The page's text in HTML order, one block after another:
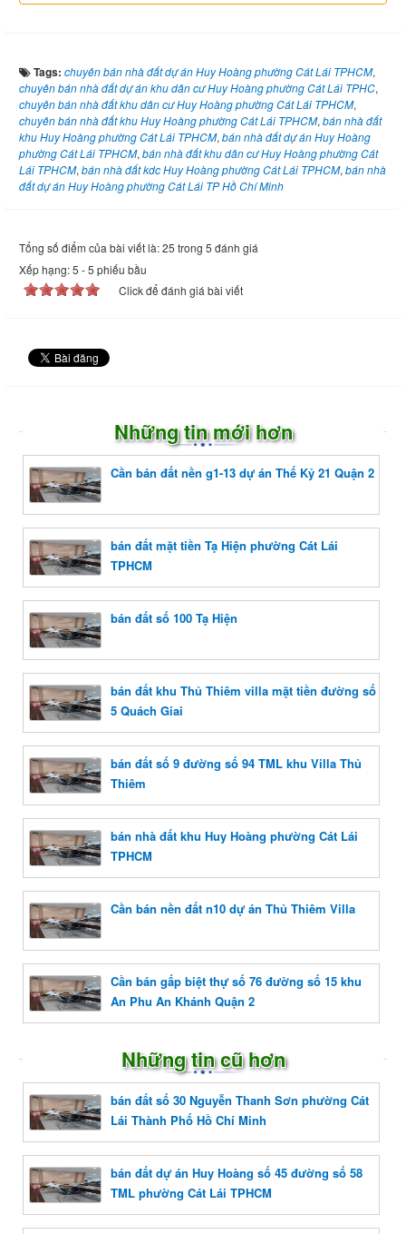
Tags: chuyên bán nhà đất dự án Huy Hoàng phường Cát Lái TPHCM,
chuyên bán nhà đất dự án khu dân cư Huy Hoàng phường Cát Lái TPHC,
chuyên bán nhà đất khu dân cư Huy Hoàng phường Cát Lái TPHCM,
chuyên bán nhà đất khu Huy Hoàng phường Cát Lái TPHCM, bán nhà đất
khu Huy Hoàng phường Cát Lái TPHCM, bán nhà đất dự án Huy Hoàng
phường Cát Lái TPHCM, bán nhà đất khu dân cư Huy Hoàng phường Cát
Lái TPHCM, bán nhà đất kdc Huy Hoàng phường Cát Lái TPHCM, bán nhà
đất dự án Huy Hoàng phường Cát Lái TP Hồ Chí Minh
Tổng số điểm của bài viết là: 25 trong 5 đánh giá
Xếp hạng:5 -5 phiếu bầu
Click để đánh giá bài viết
Những tin mới hơn
Cần bán đất nền g1-13 dự án Thế Kỷ 21 Quận 2
bán đất mặt tiền Tạ Hiện phường Cát Lái
TPHCM
bán đất số 100 Tạ Hiện
bán đất khu Thủ Thiêm villa mặt tiền đường số
5 Quách Giai
bán đất số 9 đường số 94 TML khu Villa Thủ
Thiêm
bán nhà đất khu Huy Hoàng phường Cát Lái
TPHCM
Cần bán nền đất n10 dự án Thủ Thiêm Villa
Cần bán gấp biệt thự số 76 đường số 15 khu
An Phu An Khánh Quận 2
Những tin cũ hơn
bán đất số 30 Nguyễn Thanh Sơn phường Cát
Lái Thành Phố Hồ Chí Minh
bán đất dự án Huy Hoàng số 45 đường số 58
TML phường Cát Lái TPHCM